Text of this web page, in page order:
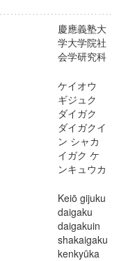
慶應義塾大
学大学院社
会学研究科
ケイオウ
ギジュク
ダイガク
ダイガクイ
ン シャカ
イガク ケ
ンキュウカ
Keiō gijuku
daigaku
daigakuin
shakaigaku
kenkyūka